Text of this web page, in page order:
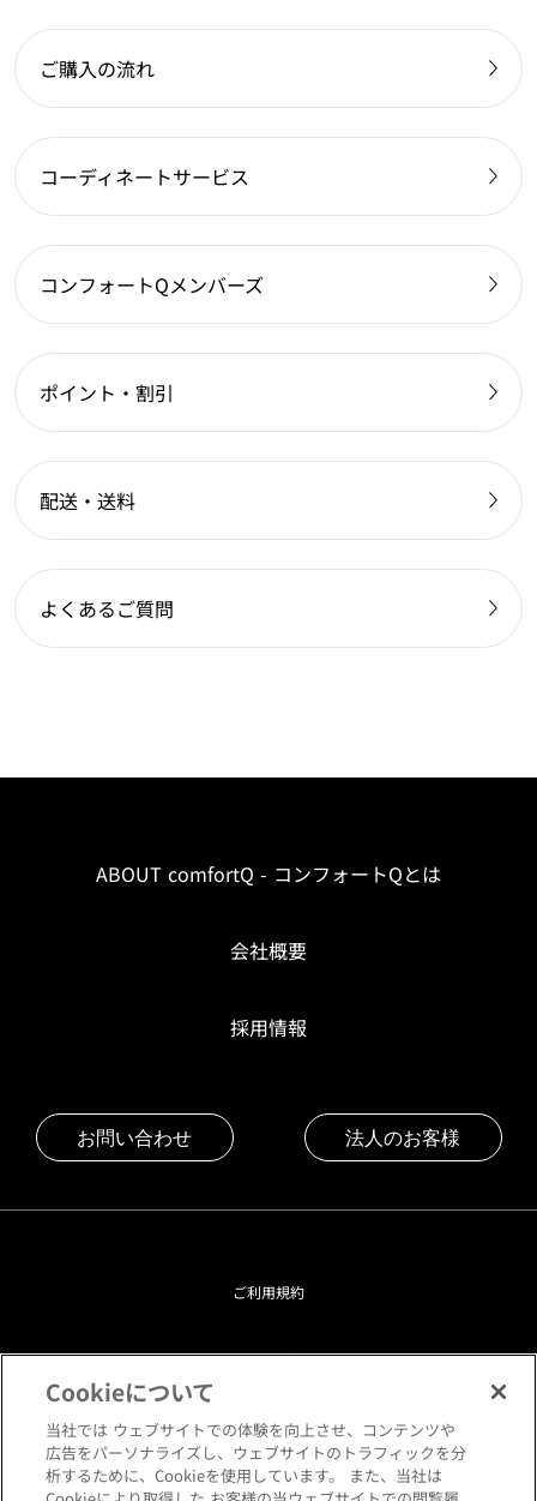
ご購入の流れ
コーディネートサービス
コンフォートQメンバーズ
ポイント・割引
配送・送料
よくあるご質問
ABOUT comfortQ - コンフォートQとは
会社概要
採用情報
お問い合わせ 法人のお客様
ご利用規約
プライバシーポリシー
クッキーポリシー
閲覧環境について
Cookieについて
当社では ウェブサイトでの体験を向上させ、コンテンツや
広告をパーソナライズし、ウェブサイトのトラフィックを分
析するために、Cookieを使用しています。 また、当社は